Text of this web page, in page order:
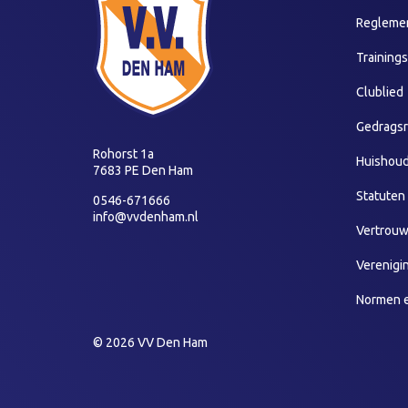
Rohorst 1a
7683 PE Den Ham
0546-671666
info@vvdenham.nl
Clublied
Statuten
Normen
© 2026 VV Den Ham